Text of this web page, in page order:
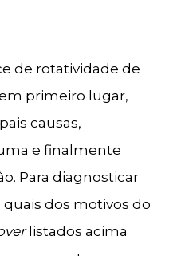
de rotatividade de
primeiro lugar,
causas,
e finalmente
Para diagnosticar
dos motivos do
listados acima